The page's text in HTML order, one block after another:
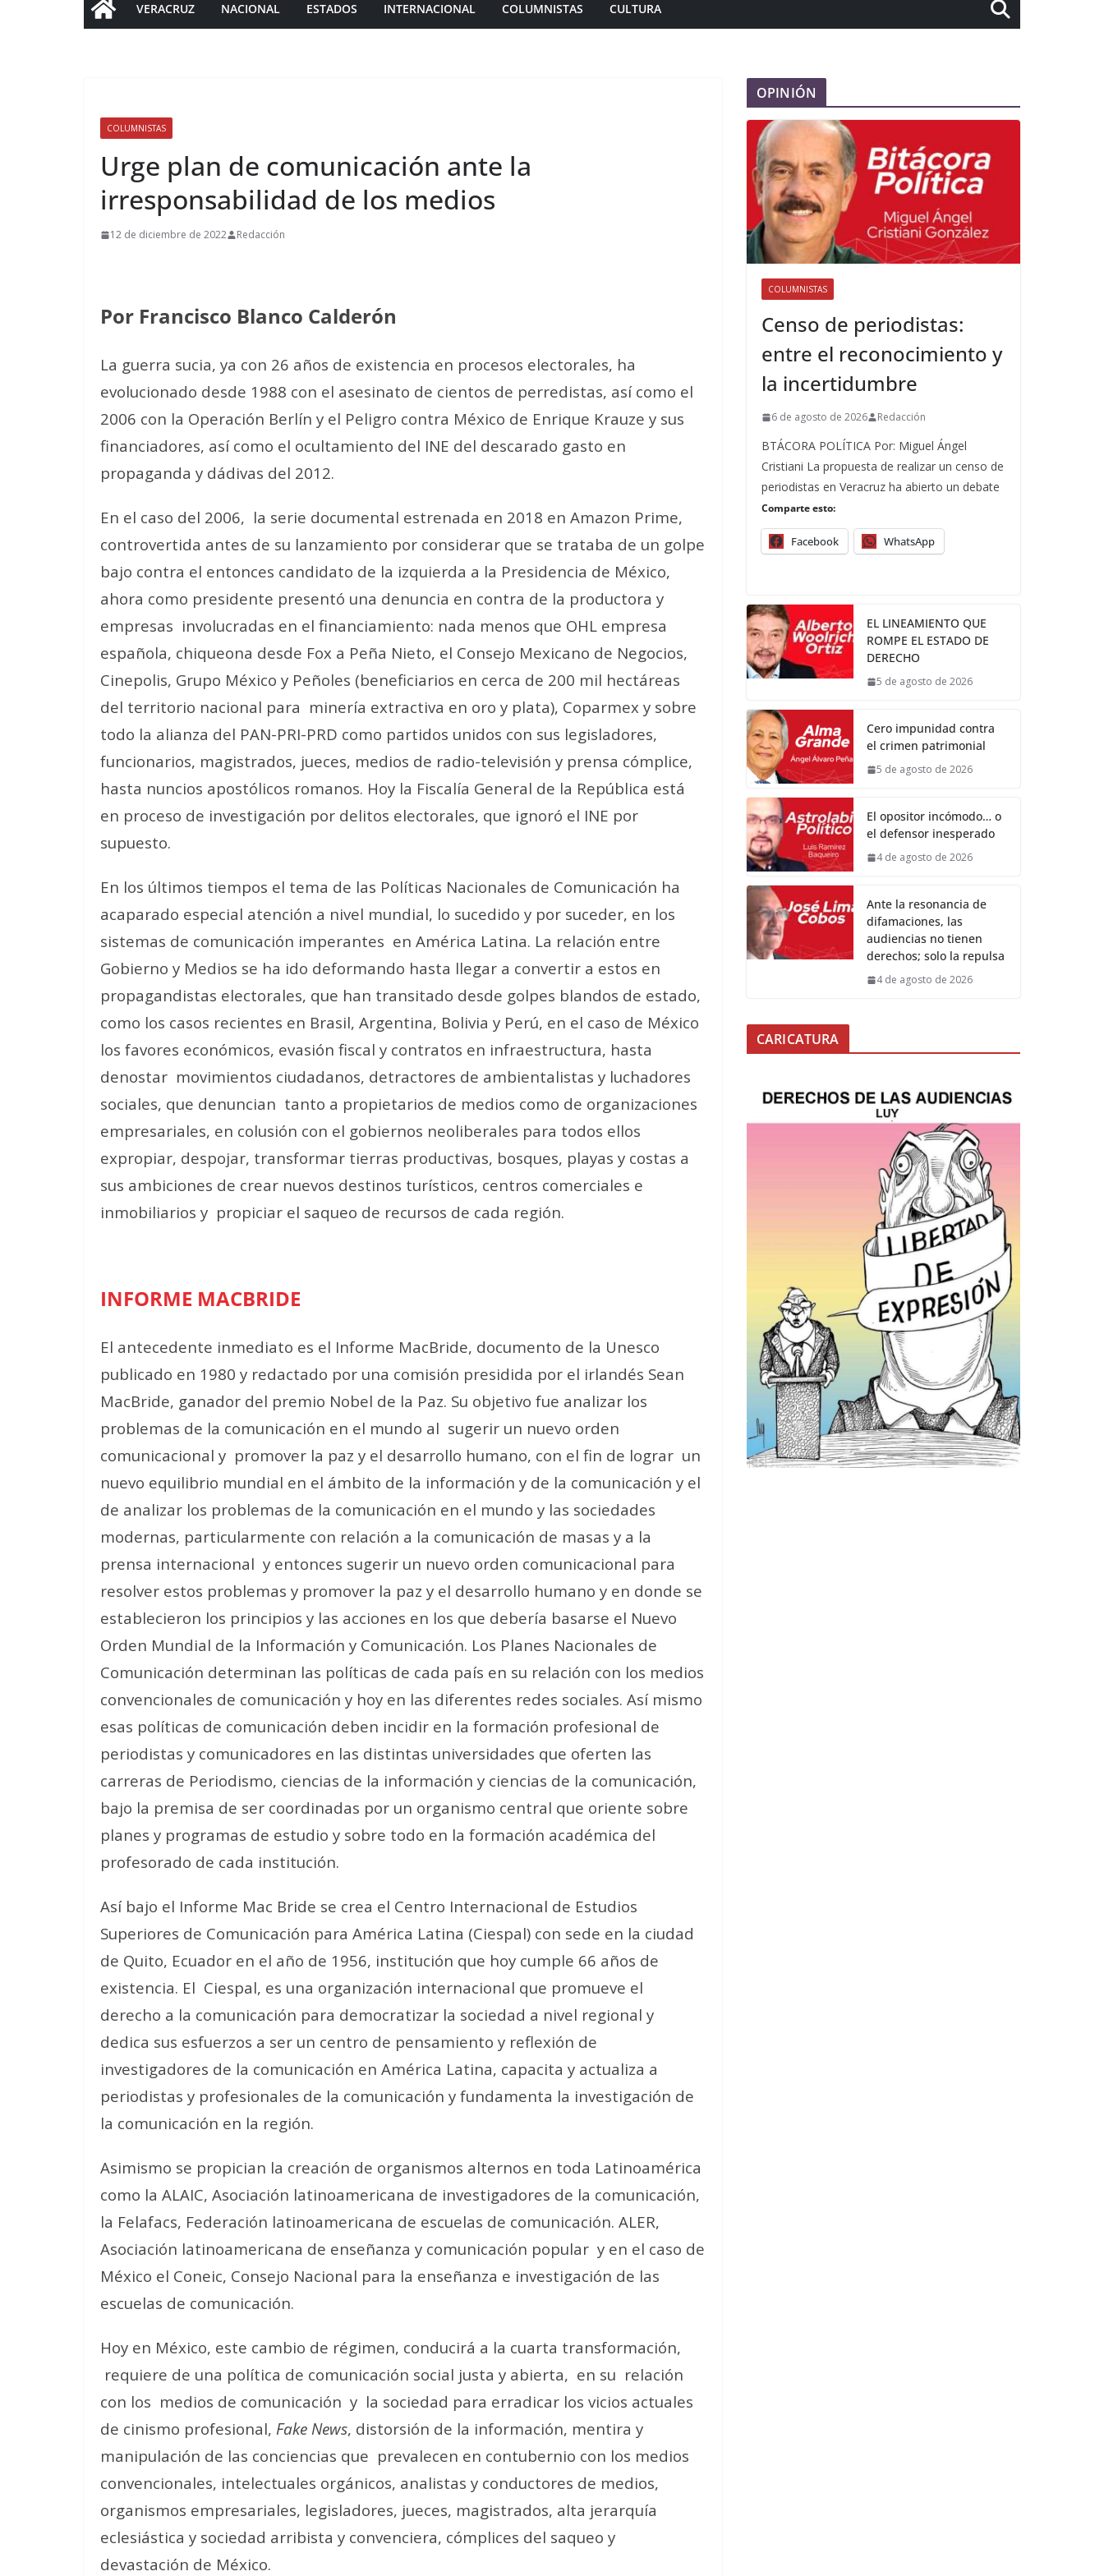
VERACRUZ NACIONAL ESTADOS INTERNACIONAL COLUMNISTAS CULTURA
COLUMNISTAS
Urge plan de comunicación ante la
irresponsabilidad de los medios
12 de diciembre de 2022 Redacción
Por Francisco Blanco Calderón
La guerra sucia, ya con 26 años de existencia en procesos electorales, ha
evolucionado desde 1988 con el asesinato de cientos de perredistas, así como el
2006 con la Operación Berlín y el Peligro contra México de Enrique Krauze y sus
financiadores, así como el ocultamiento del INE del descarado gasto en
propaganda y dádivas del 2012.
En el caso del 2006, la serie documental estrenada en 2018 en Amazon Prime,
controvertida antes de su lanzamiento por considerar que se trataba de un golpe
bajo contra el entonces candidato de la izquierda a la Presidencia de México,
ahora como presidente presentó una denuncia en contra de la productora y
empresas involucradas en el financiamiento: nada menos que OHL empresa
española, chiqueona desde Fox a Peña Nieto, el Consejo Mexicano de Negocios,
Cinepolis, Grupo México y Peñoles (beneficiarios en cerca de 200 mil hectáreas
del territorio nacional para minería extractiva en oro y plata), Coparmex y sobre
todo la alianza del PAN-PRI-PRD como partidos unidos con sus legisladores,
funcionarios, magistrados, jueces, medios de radio-televisión y prensa cómplice,
hasta nuncios apostólicos romanos. Hoy la Fiscalía General de la República está
en proceso de investigación por delitos electorales, que ignoró el INE por
supuesto.
En los últimos tiempos el tema de las Políticas Nacionales de Comunicación ha
acaparado especial atención a nivel mundial, lo sucedido y por suceder, en los
sistemas de comunicación imperantes en América Latina. La relación entre
Gobierno y Medios se ha ido deformando hasta llegar a convertir a estos en
propagandistas electorales, que han transitado desde golpes blandos de estado,
como los casos recientes en Brasil, Argentina, Bolivia y Perú, en el caso de México
los favores económicos, evasión fiscal y contratos en infraestructura, hasta
denostar movimientos ciudadanos, detractores de ambientalistas y luchadores
sociales, que denuncian tanto a propietarios de medios como de organizaciones
empresariales, en colusión con el gobiernos neoliberales para todos ellos
expropiar, despojar, transformar tierras productivas, bosques, playas y costas a
sus ambiciones de crear nuevos destinos turísticos, centros comerciales e
inmobiliarios y propiciar el saqueo de recursos de cada región.
INFORME MACBRIDE
El antecedente inmediato es el Informe MacBride, documento de la Unesco
publicado en 1980 y redactado por una comisión presidida por el irlandés Sean
MacBride, ganador del premio Nobel de la Paz. Su objetivo fue analizar los
problemas de la comunicación en el mundo al sugerir un nuevo orden
comunicacional y promover la paz y el desarrollo humano, con el fin de lograr un
nuevo equilibrio mundial en el ámbito de la información y de la comunicación y el
de analizar los problemas de la comunicación en el mundo y las sociedades
modernas, particularmente con relación a la comunicación de masas y a la
prensa internacional y entonces sugerir un nuevo orden comunicacional para
resolver estos problemas y promover la paz y el desarrollo humano y en donde se
establecieron los principios y las acciones en los que debería basarse el Nuevo
Orden Mundial de la Información y Comunicación. Los Planes Nacionales de
Comunicación determinan las políticas de cada país en su relación con los medios
convencionales de comunicación y hoy en las diferentes redes sociales. Así mismo
esas políticas de comunicación deben incidir en la formación profesional de
periodistas y comunicadores en las distintas universidades que oferten las
carreras de Periodismo, ciencias de la información y ciencias de la comunicación,
bajo la premisa de ser coordinadas por un organismo central que oriente sobre
planes y programas de estudio y sobre todo en la formación académica del
profesorado de cada institución.
Así bajo el Informe Mac Bride se crea el Centro Internacional de Estudios
Superiores de Comunicación para América Latina (Ciespal) con sede en la ciudad
de Quito, Ecuador en el año de 1956, institución que hoy cumple 66 años de
existencia. El Ciespal, es una organización internacional que promueve el
derecho a la comunicación para democratizar la sociedad a nivel regional y
dedica sus esfuerzos a ser un centro de pensamiento y reflexión de
investigadores de la comunicación en América Latina, capacita y actualiza a
periodistas y profesionales de la comunicación y fundamenta la investigación de
la comunicación en la región.
Asimismo se propician la creación de organismos alternos en toda Latinoamérica
como la ALAIC, Asociación latinoamericana de investigadores de la comunicación,
la Felafacs, Federación latinoamericana de escuelas de comunicación. ALER,
Asociación latinoamericana de enseñanza y comunicación popular y en el caso de
México el Coneic, Consejo Nacional para la enseñanza e investigación de las
escuelas de comunicación.
Hoy en México, este cambio de régimen, conducirá a la cuarta transformación,
requiere de una política de comunicación social justa y abierta, en su relación
con los medios de comunicación y la sociedad para erradicar los vicios actuales
de cinismo profesional, Fake News, distorsión de la información, mentira y
manipulación de las conciencias que prevalecen en contubernio con los medios
convencionales, intelectuales orgánicos, analistas y conductores de medios,
organismos empresariales, legisladores, jueces, magistrados, alta jerarquía
eclesiástica y sociedad arribista y convenciera, cómplices del saqueo y
devastación de México.
OPINIÓN
COLUMNISTAS
Censo de periodistas:
entre el reconocimiento y
la incertidumbre
6 de agosto de 2026 Redacción
BTÁCORA POLÍTICA Por: Miguel Ángel
Cristiani La propuesta de realizar un censo de
periodistas en Veracruz ha abierto un debate
Comparte esto:
Facebook WhatsApp
EL LINEAMIENTO QUE
ROMPE EL ESTADO DE
DERECHO
5 de agosto de 2026
Cero impunidad contra
el crimen patrimonial
5 de agosto de 2026
El opositor incómodo… o
el defensor inesperado
4 de agosto de 2026
Ante la resonancia de
difamaciones, las
audiencias no tienen
derechos; solo la repulsa
4 de agosto de 2026
CARICATURA